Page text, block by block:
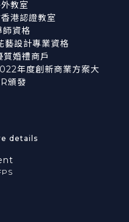
教室
港認證教室
資格
藝設計專業資格
婚禮商戶
年度創新商業方案大
頒發
details